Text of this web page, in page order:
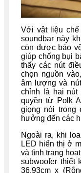
Với vật liệu
soundbar này
còn được bảo
giúp chống bụi
thấy các nút
chọn nguồn
âm lượng và
chỉnh là hai nút
quyền từ Polk
giọng nói trong
hưởng đến các
Ngoài ra, khi
LED hiển thị ở
và tình trạng
subwoofer thiết
36.93cm x